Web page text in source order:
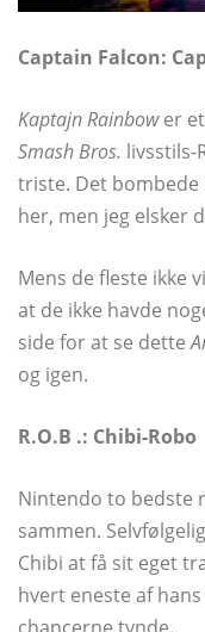
Captain Falcon:
Kaptajn Rainbower et
Smash Bros. livsstils-
triste. Det bombede
her, men jeg elsker
Mens de fleste ikke
at de ikke havde
side for at se dette
og igen.
R.O.B .: Chibi-Robo
Nintendo to bedste
sammen.
Chibi at få sit eget
hvert eneste af